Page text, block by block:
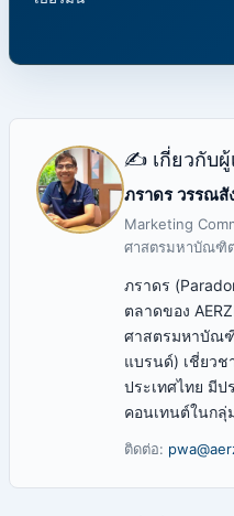
✍️ เกี่ยวกับผู้
ภราดร วรรณสั
Marketing
ศาสตรมหาบัณฑิต
ภราดร
ตลาดของ
ศาสตรมหาบัณ
แบรนด์) เชี่ยว
ประเทศไทย มี
คอนเทนต์ในกลุ่
ติดต่อ: